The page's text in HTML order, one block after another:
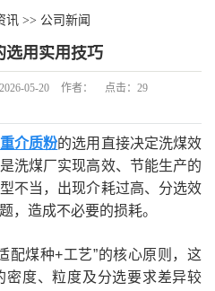
讯 >> 公司新闻
选用实用技巧
2026-05-20 作者： 点击： 29
重介质粉的选用直接决定洗煤效
洗煤厂实现高效、节能生产的
不当，出现介耗过高、分选效
，造成不必要的损耗。
配煤种+工艺”的核心原则，这
密度、粒度及分选要求差异较